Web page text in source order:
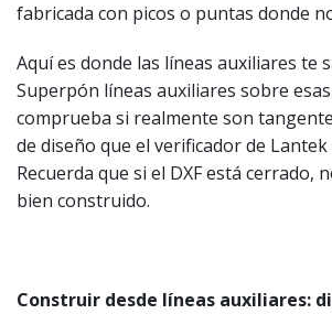
fabricada con picos o puntas donde
Aquí es donde las líneas auxiliares te
Superpón líneas auxiliares sobre
comprueba si realmente son
de diseño que el verificador de
Recuerda que si el DXF está cerrado,
bien construido.
Construir desde líneas auxiliares: